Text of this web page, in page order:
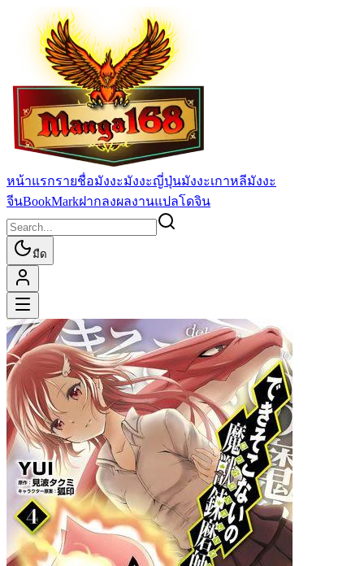
หน้าแรกรายชื่อมังงะมังงะญี่ปุ่นมังงะเกาหลีมังงะ
จีนBookMarkฝากลงผลงานแปลโดจิน
มืด